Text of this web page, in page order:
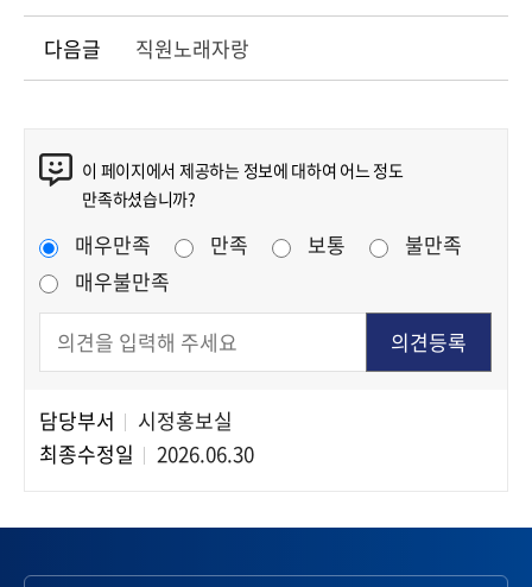
다음글 직원노래자랑
이 페이지에서 제공하는 정보에 대하여 어느 정도
만족하셨습니까?
매우만족 만족 보통
불만족
매우불만족
담당부서
시정홍보실
최종수정일
2026.06.30